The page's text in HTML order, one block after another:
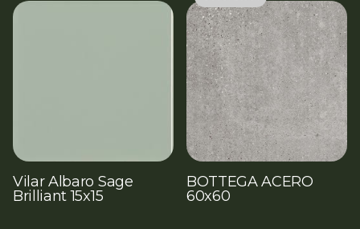
Vilar Albaro Sage
Brilliant 15x15
BOTTEGA ACERO
60x60